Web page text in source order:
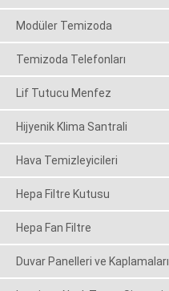
Modüler Temizoda
Temizoda Telefonları
Lif Tutucu Menfez
Hijyenik Klima Santrali
Hava Temizleyicileri
Hepa Filtre Kutusu
Hepa Fan Filtre
Duvar Panelleri ve Kaplamaları